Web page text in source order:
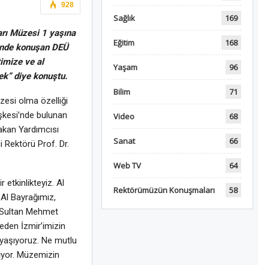
928
Müzesi 1 yaşına
konuşan DEÜ
ve al
diye konuştu.
olma özelliği
bulunan
Yardımcısı
Rektörü Prof. Dr.
etkinlikteyiz. Al
Bayrağımız,
Sultan Mehmet
İzmir’imizin
Ne mutlu
Müzemizin
Sağlık 169
Eğitim 168
Yaşam 96
Bilim 71
Video 68
Sanat 66
Web TV 64
Rektörümüzün Konuşmaları 58